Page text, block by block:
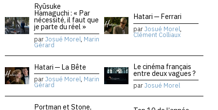
Ryūsuke
Hamaguchi : « Par
nécessité, il faut que
je parte du réel »
parJosué Morel, Marin
Gérard
Hatari — Ferrari
parJosué Morel,
Clément Colliaux
Hatari — La Bête
parJosué Morel, Marin
Gérard
Le cinéma français
entre deux vagues ?
parJosué Morel
Portman et Stone,